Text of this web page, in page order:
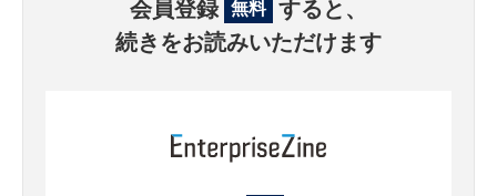
会員登録 無料 すると、
続きをお読みいただけます